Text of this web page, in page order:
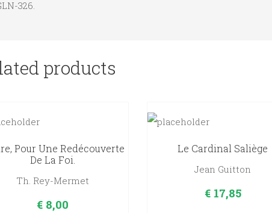
326.
products
Pour Une Redécouverte
De La Foi.
Th. Rey-Mermet
€ 8,00
Le Cardinal Saliège
Jean Guitton
€17,85